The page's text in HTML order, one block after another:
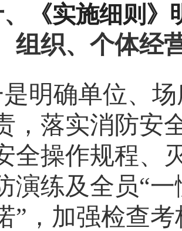
《实施细则》
组织、个体经
明确单位、
，落实消防安
全操作规程、
演练及全员“
” ，加强检查